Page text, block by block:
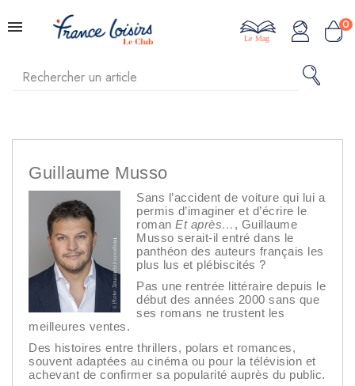
0
Le Mag
Guillaume Musso
Sans l’accident de voiture qui lui a
permis d’imaginer et d’écrire le
roman Et après… , Guillaume
Musso serait-il entré dans le
panthéon des auteurs français les
plus lus et plébiscités ?
Pas une rentrée littéraire depuis le
début des années 2000 sans que
ses romans ne trustent les
meilleures ventes.
Des histoires entre thrillers, polars et romances,
souvent adaptées au cinéma ou pour la télévision et
achevant de confirmer sa popularité auprès du public.